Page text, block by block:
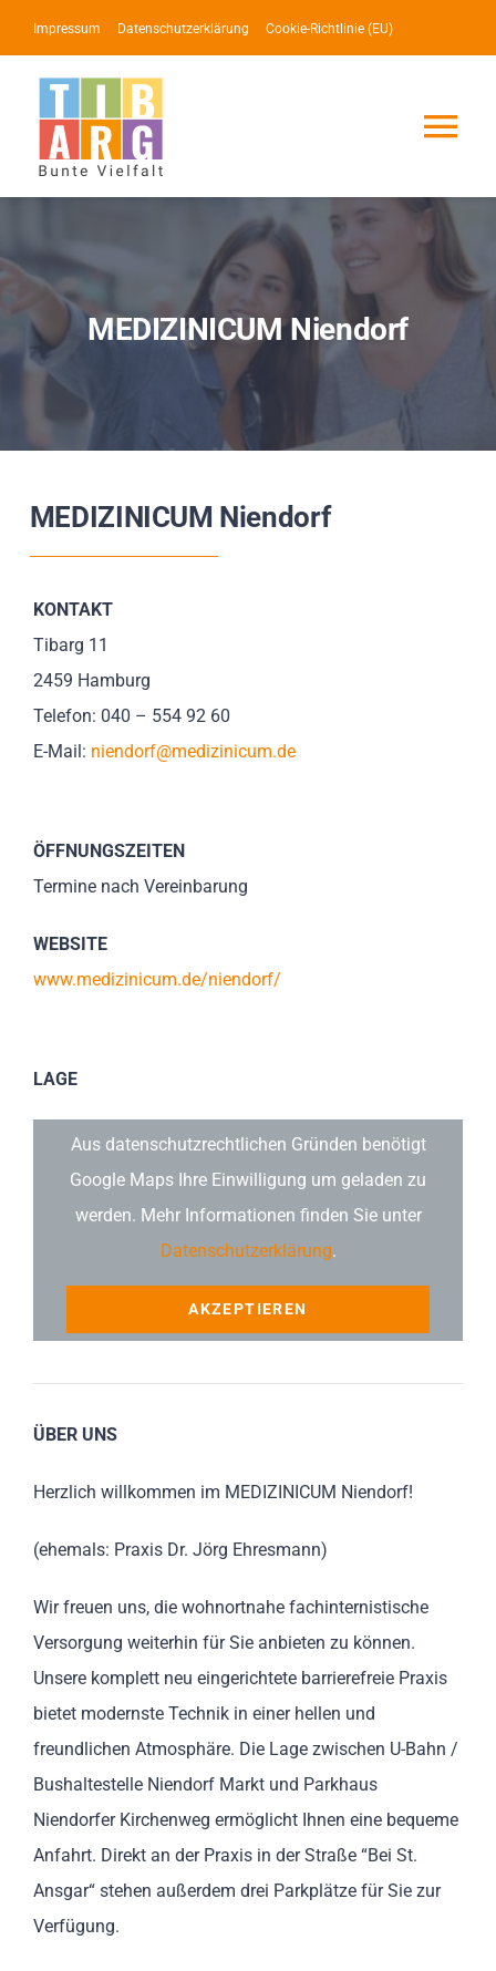
Inhalt
springen
Impressum Datenschutzerklärung Cookie-Richtlinie (EU)
Service
News
Impressionen
SUCHE
NACH:
MEDIZINICUM Niendorf
MEDIZINICUM Niendorf
KONTAKT
Tibarg 11
2459 Hamburg
Telefon: 040 – 554 92 60
E-Mail: niendorf@medizinicum.de
ÖFFNUNGSZEITEN
Termine nach Vereinbarung
WEBSITE
www.medizinicum.de/niendorf/
LAGE
Aus datenschutzrechtlichen Gründen benötigt
Google Maps Ihre Einwilligung um geladen zu
werden. Mehr Informationen finden Sie unter
Datenschutzerklärung.
AKZEPTIEREN
ÜBER UNS
Herzlich willkommen im MEDIZINICUM Niendorf!
(ehemals: Praxis Dr. Jörg Ehresmann)
Wir freuen uns, die wohnortnahe fachinternistische
Versorgung weiterhin für Sie anbieten zu können.
Unsere komplett neu eingerichtete barrierefreie Praxis
bietet modernste Technik in einer hellen und
freundlichen Atmosphäre. Die Lage zwischen U-Bahn /
Bushaltestelle Niendorf Markt und Parkhaus
Niendorfer Kirchenweg ermöglicht Ihnen eine bequeme
Anfahrt. Direkt an der Praxis in der Straße “Bei St.
Ansgar“ stehen außerdem drei Parkplätze für Sie zur
Verfügung.